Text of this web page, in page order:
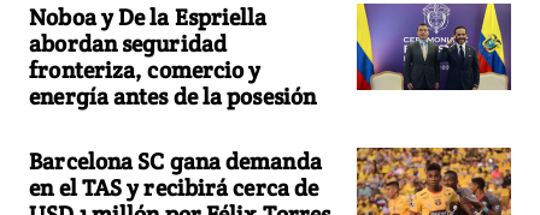
Noboa y De la Espriella
abordan seguridad
fronteriza, comercio y
energía antes de la posesión
Barcelona SC gana demanda
en el TAS y recibirá cerca de